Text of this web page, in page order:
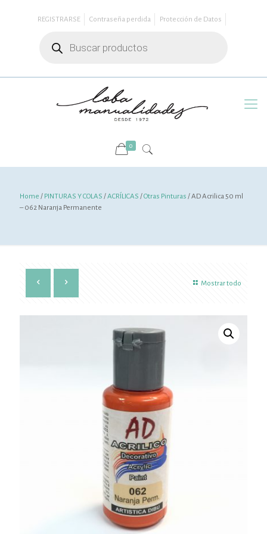
REGISTRARSE Contraseña perdida
Protección de Datos
productos
0
Home / PINTURAS Y COLAS /ACRÍLICAS /Otras Pinturas / AD Acrilica 50 ml
– 062 Naranja Permanente
Mostrar todo